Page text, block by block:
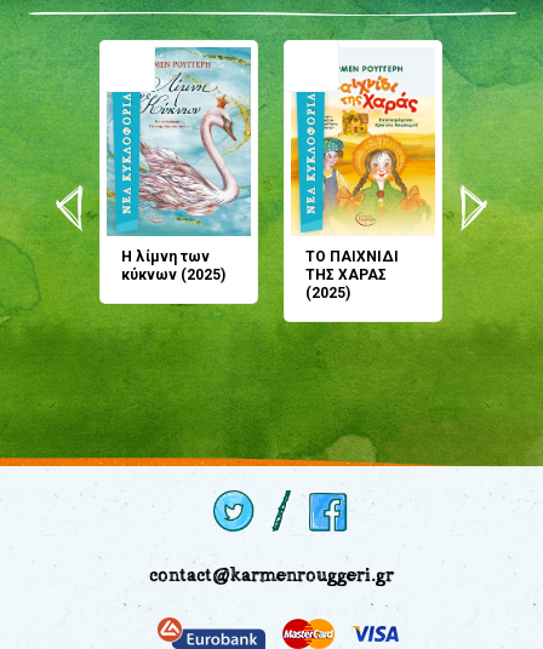
Η λίμνη των
κύκνων (2025)
ΤΟ ΠΑΙΧΝΙΔΙ
ΤΗΣ ΧΑΡΑΣ
(2025)
μου;
(2024)
contact@karmenrouggeri.gr